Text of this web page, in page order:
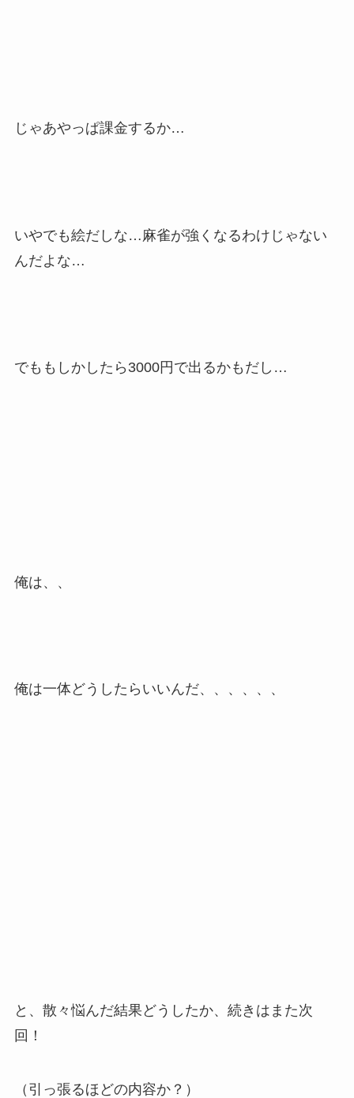
じゃあやっぱ課金するか…
いやでも絵だしな…麻雀が強くなるわけじゃない
んだよな…
でももしかしたら3000円で出るかもだし…
俺は、、
俺は一体どうしたらいいんだ、、、、、、
と、散々悩んだ結果どうしたか、続きはまた次
回！
（引っ張るほどの内容か？）